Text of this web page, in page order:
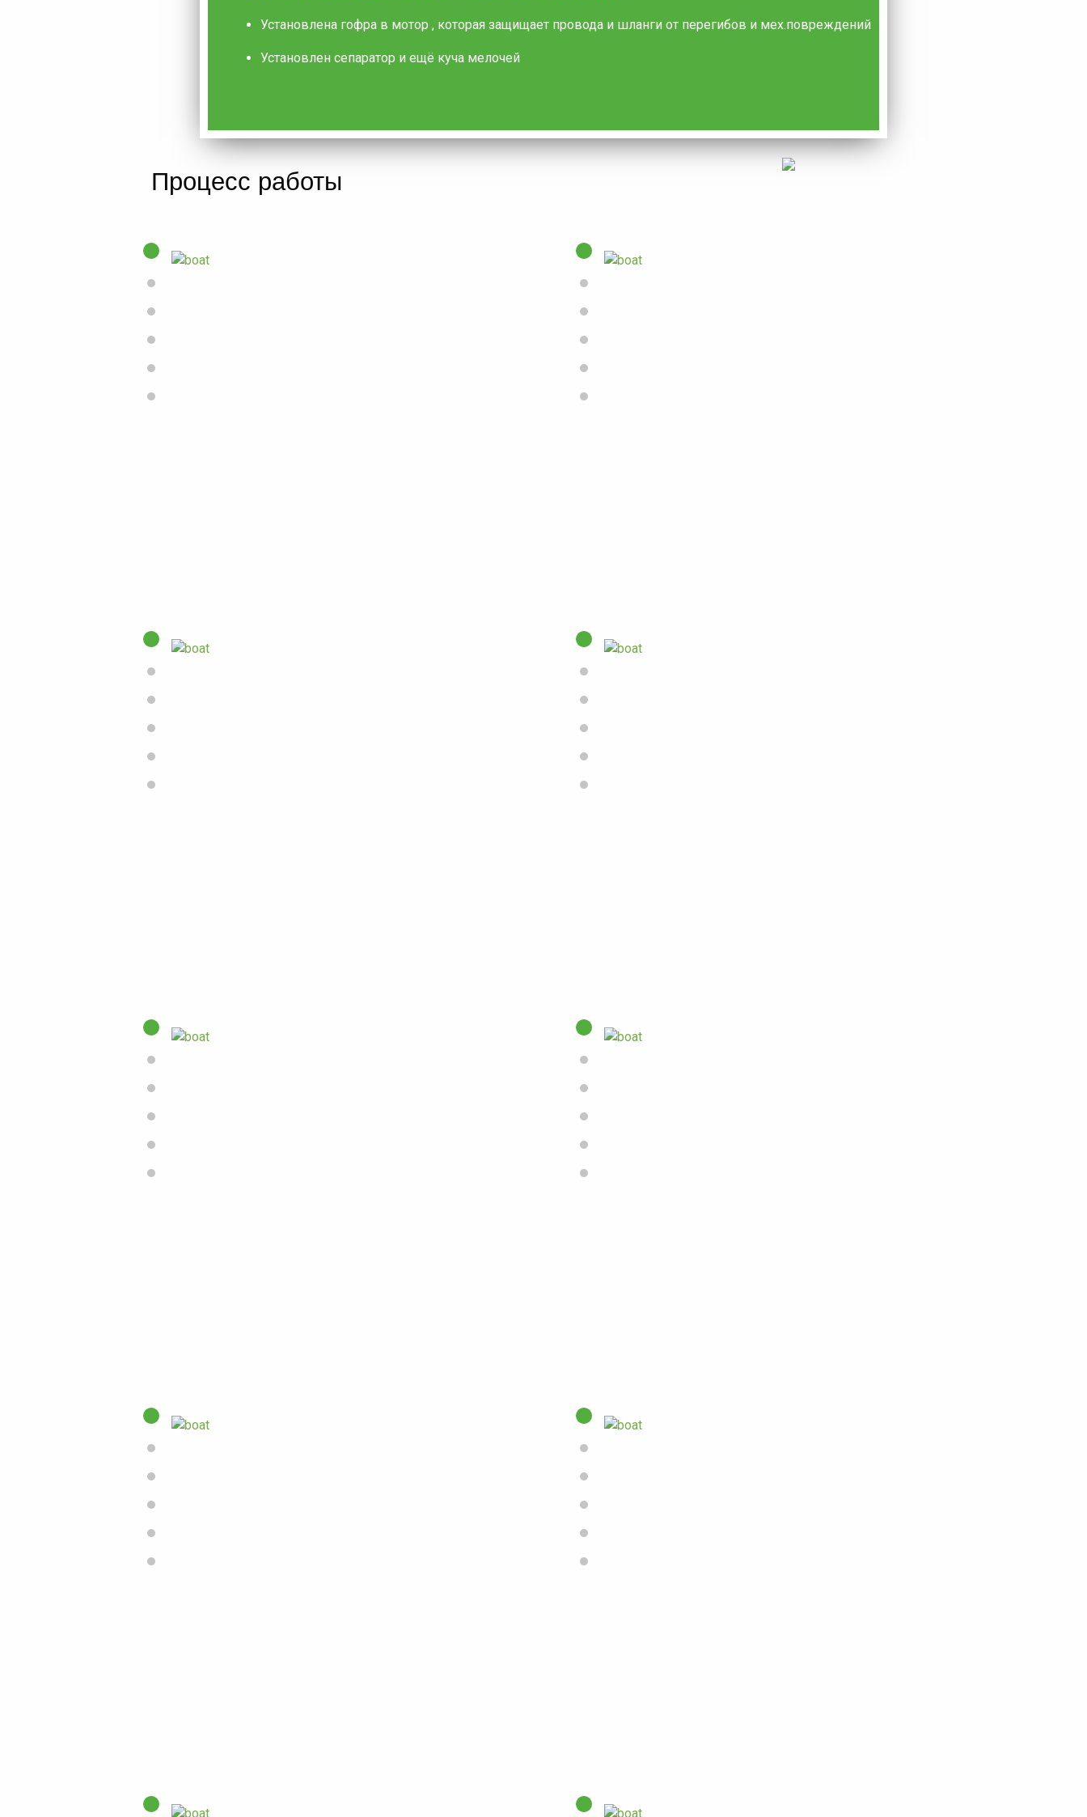
Установлена гофра в мотор , которая защищает провода и шланги от перегибов и мех.повреждений
Установлен сепаратор и ещё куча мелочей
Процесс работы